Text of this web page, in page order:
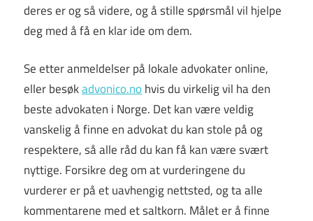
deres er og så videre, og å stille spørsmål vil hjelpe
deg med å få en klar ide om dem.
Se etter anmeldelser på lokale advokater online,
eller besøkadvonico.nohvis du virkelig vil ha den
beste advokaten i Norge. Det kan være veldig
vanskelig å finne en advokat du kan stole på og
respektere, så alle råd du kan få kan være svært
nyttige. Forsikre deg om at vurderingene du
vurderer er på et uavhengig nettsted, og ta alle
kommentarene med et saltkorn. Målet er å finne